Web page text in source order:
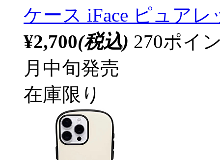
ケース iFace ピュアレ
¥2,700(税込) 270ポイ
月中旬発売
在庫限り